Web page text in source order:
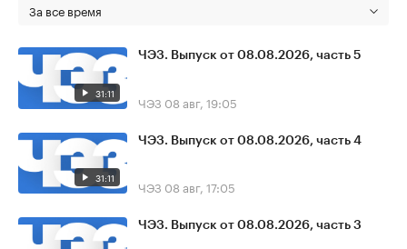
За все время
31:11
ЧЭЗ. Выпуск от 08.08.2026, часть 5
ЧЭЗ 08 авг, 19:05
31:11
ЧЭЗ. Выпуск от 08.08.2026, часть 4
ЧЭЗ 08 авг, 17:05
ЧЭЗ. Выпуск от 08.08.2026, часть 3